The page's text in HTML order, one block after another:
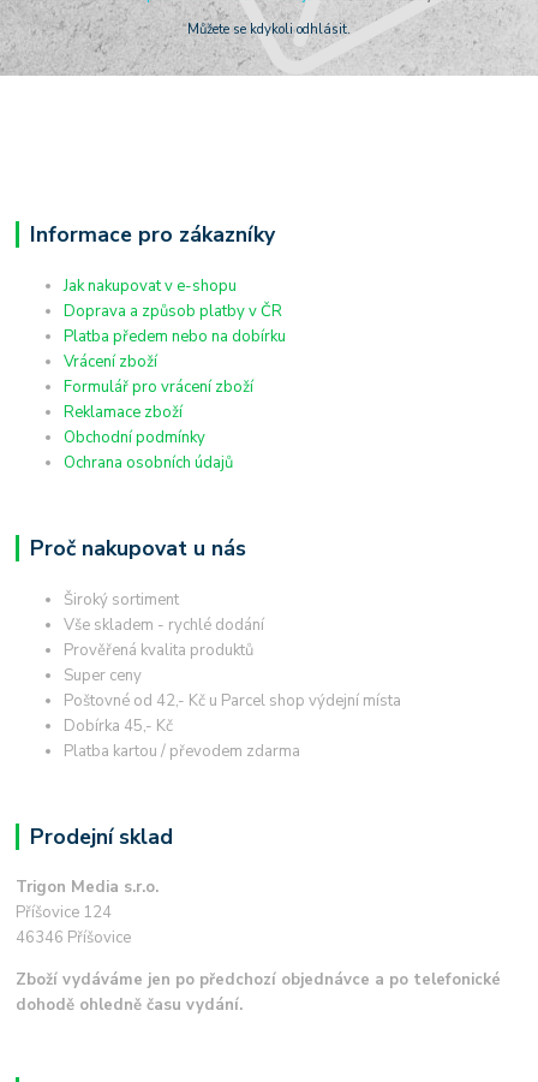
Můžete se kdykoli odhlásit.
Informace pro zákazníky
Jak nakupovat v e-shopu
Doprava a způsob platby v ČR
Platba předem nebo na dobírku
Vrácení zboží
Formulář pro vrácení zboží
Reklamace zboží
Obchodní podmínky
Ochrana osobních údajů
Proč nakupovat u nás
Široký sortiment
Vše skladem - rychlé dodání
Prověřená kvalita produktů
Super ceny
Poštovné od 42,- Kč u Parcel shop výdejní místa
Dobírka 45,- Kč
Platba kartou / převodem zdarma
Prodejní sklad
Trigon Media s.r.o.
Příšovice 124
46346 Příšovice
Zboží vydáváme jen po předchozí objednávce a po telefonické
dohodě ohledně času vydání.